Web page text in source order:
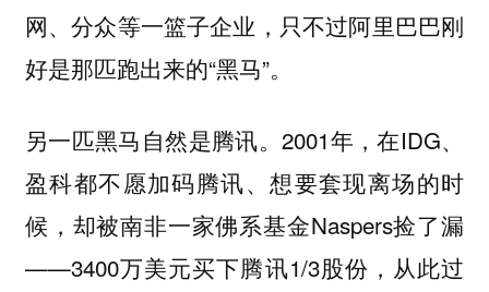
网、分众等一篮子企业，只不过阿里巴巴刚
好是那匹跑出来的“黑马”。
另一匹黑马自然是腾讯。2001年，在IDG、
盈科都不愿加码腾讯、想要套现离场的时
候，却被南非一家佛系基金Naspers捡了漏
——3400万美元买下腾讯1/3股份，从此过